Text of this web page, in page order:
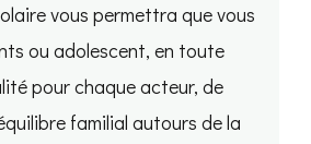
vous permettra que vous
ou adolescent, en toute
pour chaque acteur, de
familial autours de la